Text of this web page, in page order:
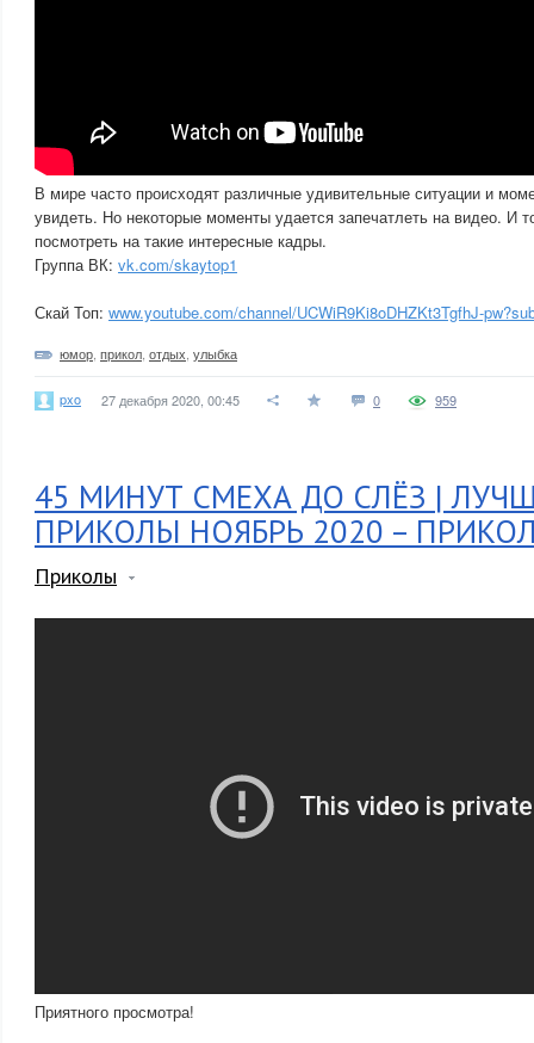
В мире часто происходят различные удивительные ситуации и
увидеть. Но некоторые моменты удается запечатлеть на видео. И
посмотреть на такие интересные кадры.
Группа ВК: vk.com/skaytop1
Скай Топ: www.youtube.com/channel/UCWiR9Ki8oDHZKt3TgfhJ-
юмор прикол отдых улыбка
pxo 27 декабря 2020, 00:45 0 959
45 МИНУТ СМЕХА ДО СЛЁЗ |
ПРИКОЛЫ НОЯБРЬ 2020 –
Приколы
Приятного просмотра!